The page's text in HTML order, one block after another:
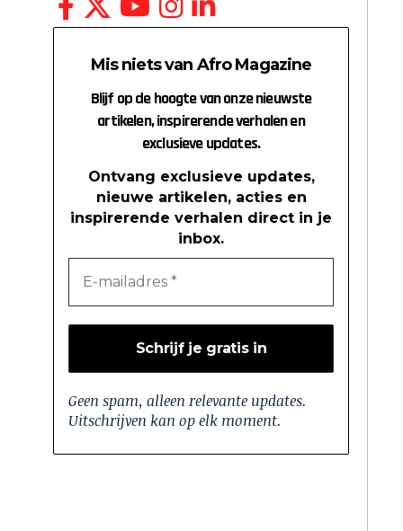
Mis niets van Afro Magazine
Blijf op de hoogte van onze nieuwste
artikelen, inspirerende verhalen en
exclusieve updates.
Ontvang exclusieve updates,
nieuwe artikelen, acties en
inspirerende verhalen direct in je
inbox.
Geen spam, alleen relevante updates.
Uitschrijven kan op elk moment.